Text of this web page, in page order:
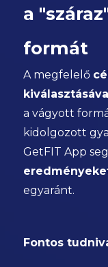
a
formát
A megfelelő
a vágyott
kidolgozott
GetFIT App
egyaránt.
Fontos